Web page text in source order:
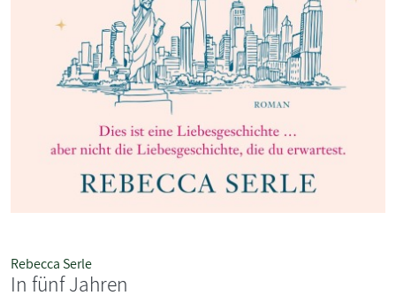
Rebecca Serle
In fünf Jahren